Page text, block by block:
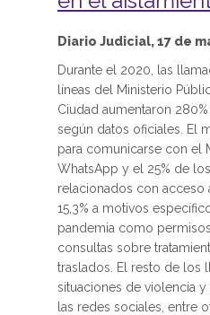
Diario Judicial, 17 de
Durante el 2020, las
líneas del Ministerio
Ciudad aumentaron
según datos oficiales. El
para comunicarse con el
WhatsApp y el 25% de
relacionados con acceso
15,3% a motivos
pandemia como
consultas sobre
traslados. El resto de los
situaciones de violencia
las redes sociales, entre